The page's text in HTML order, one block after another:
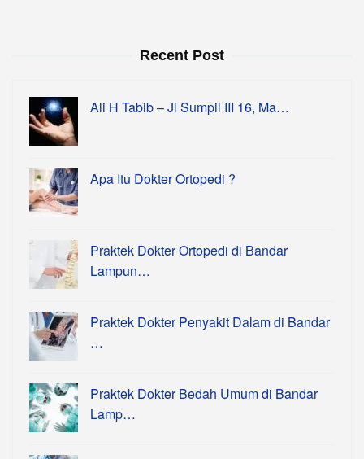
Recent Post
Ali H Tabib – Jl Sumpil III 16, Ma…
Apa Itu Dokter Ortopedi ?
Praktek Dokter Ortopedi di Bandar
Lampun…
Praktek Dokter Penyakit Dalam di Bandar
…
Praktek Dokter Bedah Umum di Bandar
Lamp…